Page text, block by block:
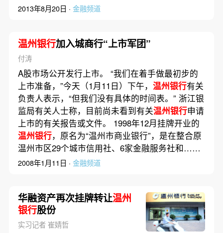
2013年8月20日 · 金融频道
温州银行加入城商行“上市军团”
付涛
A股市场公开发行上市。 “我们在着手做最初步的
上市准备，”今天（1月11日）下午， 温州银行有关
负责人表示，“但我们没有具体的时间表。” 浙江银
监局有关人士称，目前尚未看到有关温州银行申请
上市的有关报告或文件。 1998年12月挂牌开业的
温州银行，原名为“温州市商业银行”，是在整合原
温州市区29个城市信用社、6家金融服务社和……
2008年1月11日 · 金融频道
华融资产再次挂牌转让温州
银行股份
实习记者 崔婧哲